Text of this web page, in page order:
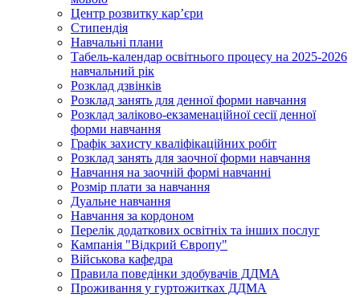
Центр розвитку кар’єри
Стипендія
Навчальні плани
Табель-календар освітнього процесу на 2025-2026
навчальний рік
Розклад дзвінків
Розклад занять для денної форми навчання
Розклад заліково-екзаменаційної сесії денної
форми навчання
Графік захисту кваліфікаційних робіт
Розклад занять для заочної форми навчання
Навчання на заочній формі навчанні
Розмір плати за навчання
Дуальне навчання
Навчання за кордоном
Перелік додаткових освітніх та інших послуг
Кампанія "Відкрий Європу"
Військова кафедра
Правила поведінки здобувачів ДДМА
Проживання у гуртожитках ДДМА